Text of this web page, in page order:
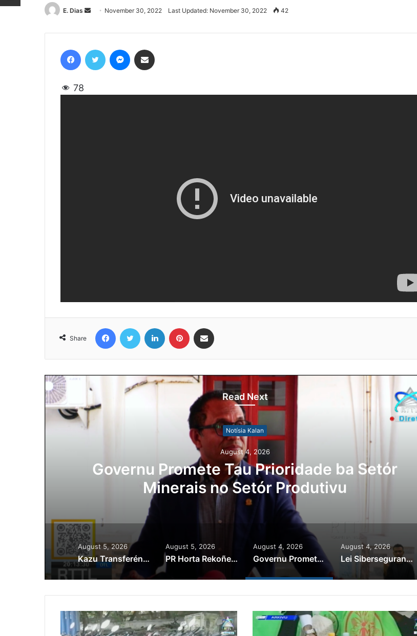
E. Dias
Send
email
November 30, 2022 Last Updated: November 30, 2022 42
78
Share
Read Next
Notísia Kalan
August 4, 2026
Governu Promete Tau Prioridade ba Setór
Minerais no Setór Produtivu
August 5, 2026
Kazu Transferénsia Osan Millaun 42 Husi Singapura, Advogadu Sei Halo Rekursu
August 5, 2026
PR Horta Rekoñese Timoroan Sira Iha Diáspora Nia Kontribuisaun
August 4, 2026
Governu Promete Tau Prioridade ba Setór Minerais no Setór Produtivu
August 4, 2026
Lei Siberseguransa Ajuda Autoridade Polisiál Kaptura Autór Kriminozu ho Paradeiru Iha Estranjeiru